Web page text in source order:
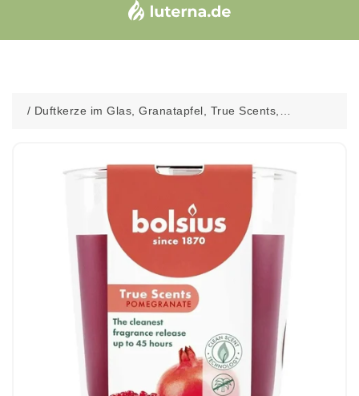
/ Duftkerze im Glas, Granatapfel, True Scents,